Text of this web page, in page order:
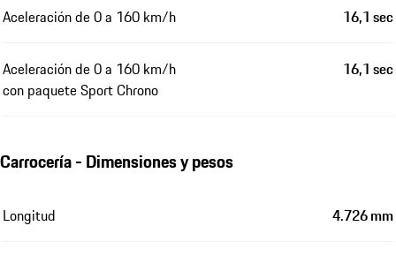
Aceleración de 0 a 160 km/h 16,1 sec
Aceleración de 0 a 160 km/h
con paquete Sport Chrono
16,1 sec
Carrocería - Dimensiones y pesos
Longitud 4.726 mm